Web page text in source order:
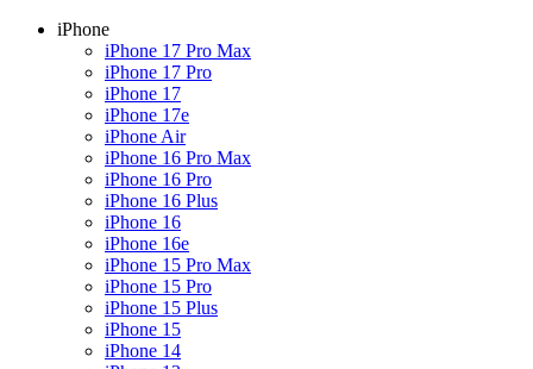
iPhone
iPhone 17 Pro Max
iPhone 17 Pro
iPhone 17
iPhone 17e
iPhone Air
iPhone 16 Pro Max
iPhone 16 Pro
iPhone 16 Plus
iPhone 16
iPhone 16e
iPhone 15 Pro Max
iPhone 15 Pro
iPhone 15 Plus
iPhone 15
iPhone 14